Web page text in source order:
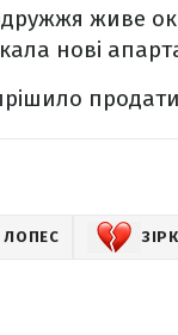
живе
нові